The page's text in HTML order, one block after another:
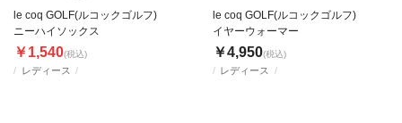
レディース
le coq GOLF(ルコックゴルフ)
ニーハイソックス
￥1,540(税込)
レディース
le coq GOLF(ルコックゴルフ)
イヤーウォーマー
￥4,950(税込)